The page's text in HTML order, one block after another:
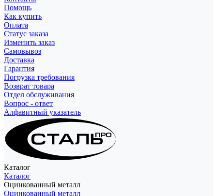
Помощь
Как купить
Оплата
Статус заказа
Изменить заказ
Самовывоз
Доставка
Гарантия
Погрузка требования
Возврат товара
Отдел обслуживания
Вопрос - ответ
Алфавитный указатель
Каталог
Каталог
Оцинкованный металл
Оцинкованный металл